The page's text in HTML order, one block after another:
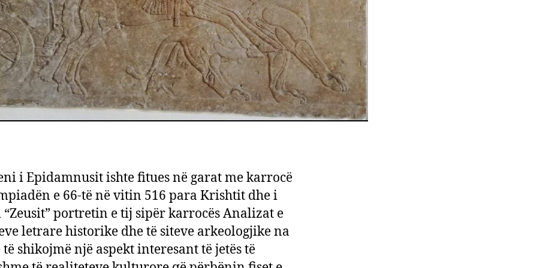
i Epidamnusit ishte fitues në garat me karrocë
e 66-të në vitin 516 para Krishtit dhe i
portretin e tij sipër karrocës Analizat e
letrare historike dhe të siteve arkeologjike na
shikojmë një aspekt interesant të jetës të